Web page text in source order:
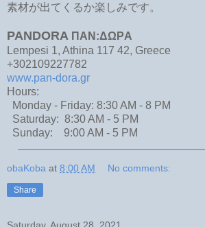
素材が出てくるか楽しみです。
PANDORA ΠΑΝ:ΔΩΡA
Lempesi 1, Athina 117 42, Greece
+302109227782
www.pan-dora.gr
Hours:
Monday - Friday: 8:30 AM - 8 PM
Saturday: 8:30 AM - 5 PM
Sunday: 9:00 AM - 5 PM
obaKoba at 8:00 AM No comments:
Share
Saturday, August 28, 2021